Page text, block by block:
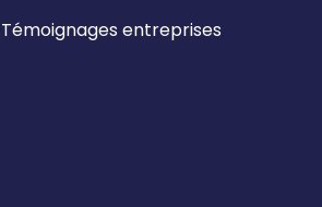
Témoignages entreprises